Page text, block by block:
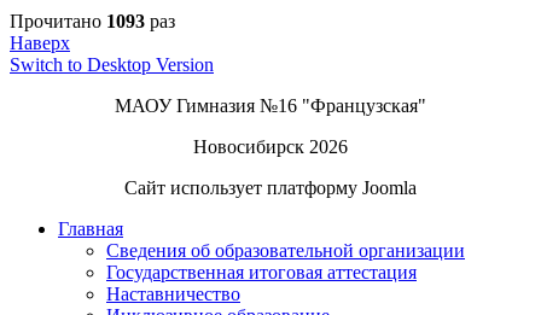
Прочитано 1093 раз
Наверх
Switch to Desktop Version
МАОУ Гимназия №16 "Французская"
Новосибирск 2026
Сайт использует платформу Joomla
Главная
Сведения об образовательной организации
Государственная итоговая аттестация
Наставничество